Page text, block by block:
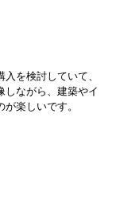
を検討していて、
しながら、建築やイ
楽しいです。